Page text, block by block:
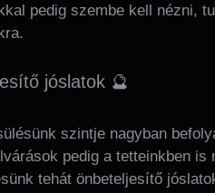
pedig szembe kell nézni,
jóslatok 🔮
szintje nagyban
pedig a tetteinkben
tehát önbeteljesítő